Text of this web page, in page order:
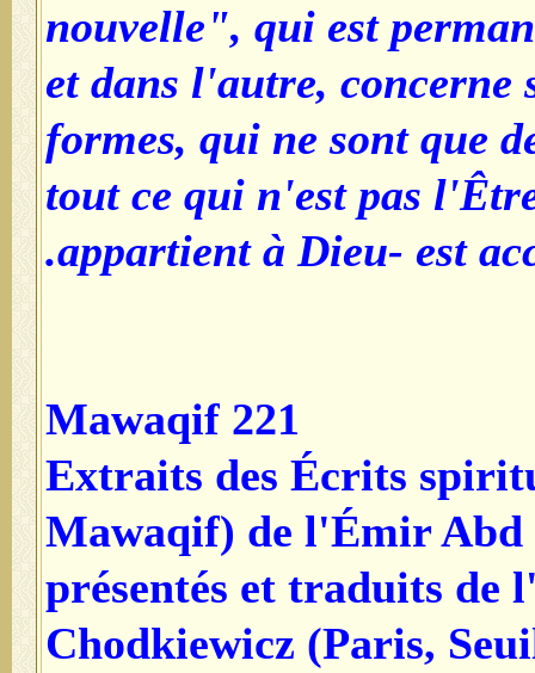
nouvelle", qui est
et dans l'autre, concerne
formes, qui ne sont que
tout ce qui n'est pas
appartient à Dieu- est
Mawaqif 221
Extraits des Écrits
Mawaqif) de l'Émir Abd
présentés et traduits de
Chodkiewicz (Paris,